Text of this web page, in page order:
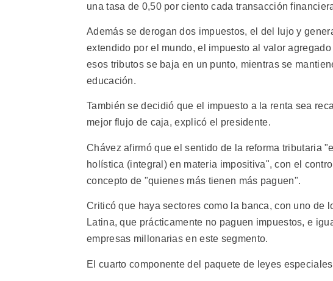
una tasa de 0,50 por ciento cada transacción
Además se derogan dos impuestos, el del lujo y
extendido por el mundo, el impuesto al valor
esos tributos se baja en un punto, mientras se
educación.
También se decidió que el impuesto a la renta sea
mejor flujo de caja, explicó el presidente.
Chávez afirmó que el sentido de la reforma tributaria
holística (integral) en materia impositiva", con el
concepto de "quienes más tienen más paguen".
Criticó que haya sectores como la banca, con uno de
Latina, que prácticamente no paguen impuestos, e
empresas millonarias en este segmento.
El cuarto componente del paquete de leyes